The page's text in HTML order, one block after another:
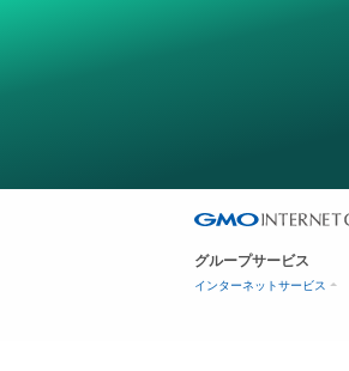
グループサービス
インターネットサービス